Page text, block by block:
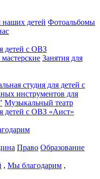
детей Фотоальбомы
детей с ОВЗ
Занятия для
студия для детей с
инструментов для
Музыкальный театр
детей с ОВЗ «Аист»
Право Образование
, Мы благодарим ,